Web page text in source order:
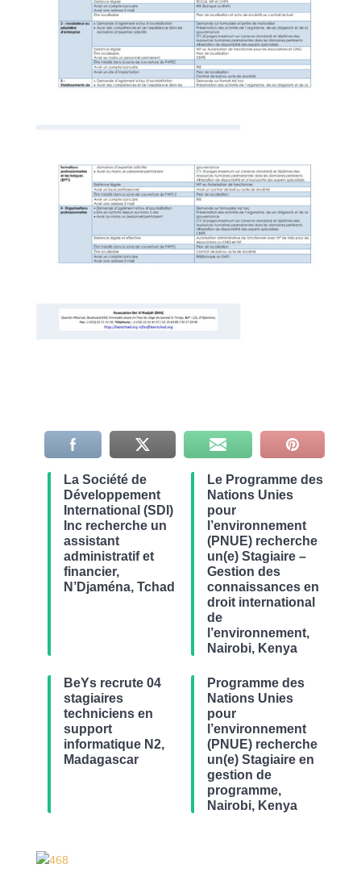
La Société de
Développement
International (SDI)
Inc recherche un
assistant
administratif et
financier,
N’Djaména, Tchad
Le Programme des
Nations Unies
pour
l’environnement
(PNUE) recherche
un(e) Stagiaire –
Gestion des
connaissances en
droit international
de
l’environnement,
Nairobi, Kenya
BeYs recrute 04
stagiaires
techniciens en
support
informatique N2,
Madagascar
Programme des
Nations Unies
pour
l’environnement
(PNUE) recherche
un(e) Stagiaire en
gestion de
programme,
Nairobi, Kenya